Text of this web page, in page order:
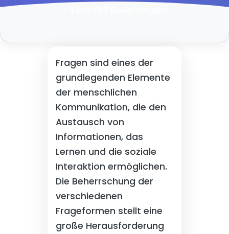
Fragen sind eines der
grundlegenden Elemente
der menschlichen
Kommunikation, die den
Austausch von
Informationen, das
Lernen und die soziale
Interaktion ermöglichen.
Die Beherrschung der
verschiedenen
Frageformen stellt eine
große Herausforderung